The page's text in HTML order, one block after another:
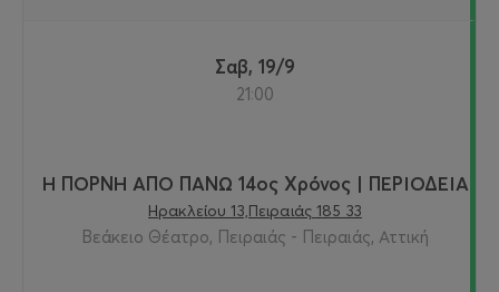
Σαβ, 19/9
21:00
Η ΠΟΡΝΗ ΑΠΟ ΠΑΝΩ 14ος Χρόνος | ΠΕΡΙΟΔΕΙΑ
Ηρακλείου 13,Πειραιάς 185 33
Βεάκειο Θέατρο, Πειραιάς - Πειραιάς, Αττική